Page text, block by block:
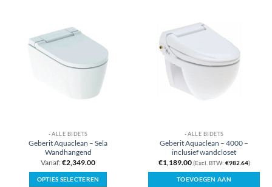
- ALLE BIDETS
Geberit Aquaclean – Sela
Wandhangend
Vanaf:€2,349.00
OPTIES SELECTEREN
- ALLE BIDETS
Geberit Aquaclean – 4000 –
inclusief wandcloset
€1,189.00 (Excl. BTW: €982.64)
TOEVOEGEN AAN